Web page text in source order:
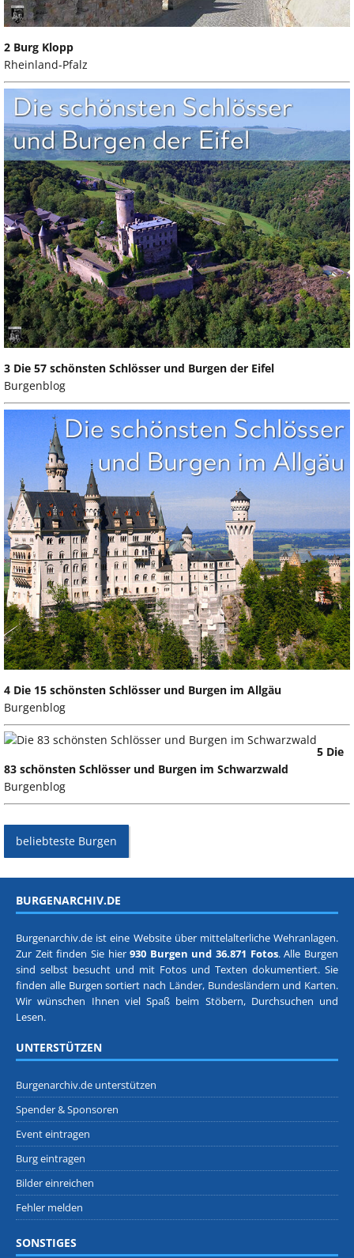
2 Burg Klopp
Rheinland-Pfalz
3 Die 57 schönsten Schlösser und Burgen der Eifel
Burgenblog
4 Die 15 schönsten Schlösser und Burgen im Allgäu
Burgenblog
5 Die
83 schönsten Schlösser und Burgen im Schwarzwald
Burgenblog
beliebteste Burgen
BURGENARCHIV.DE
Burgenarchiv.de ist eine Website über mittelalterliche Wehranlagen.
Zur Zeit finden Sie hier930 Burgen und 36.871 Fotos. Alle Burgen
sind selbst besucht und mit Fotos und Texten dokumentiert. Sie
finden alle Burgen sortiert nach Länder, Bundesländern und Karten.
Wir wünschen Ihnen viel Spaß beim Stöbern, Durchsuchen und
Lesen.
UNTERSTÜTZEN
Burgenarchiv.de unterstützen
Spender & Sponsoren
Event eintragen
Burg eintragen
Bilder einreichen
Fehler melden
SONSTIGES